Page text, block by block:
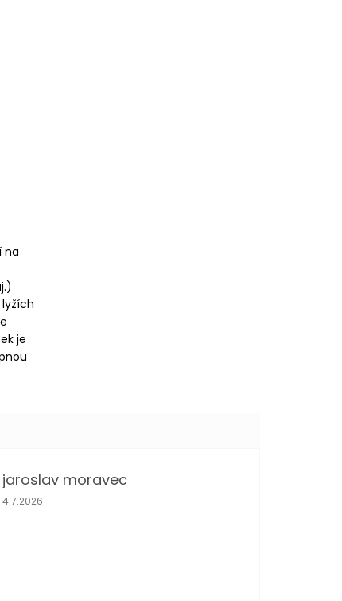
na
je
jaroslav moravec
Hodnocení obchodu je 5 z 5 hvězdiček.
4.7.2026